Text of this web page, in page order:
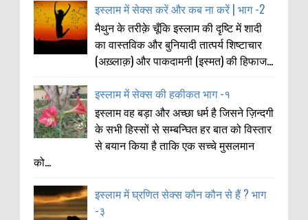
इस्लाम में सेक्स करें और कब ना करें | भाग -2
मैथुन के तरीक़े चूँकि इस्लाम की दृष्टि में शादी
का वास्तविक और बुनियादी तात्पर्य शिष्टाचार
(अख़्लाक़) और पाकदामनी (इस्मत) की हिफाज...
इस्लाम में सेक्स की हकीकत भाग -१
इस्लाम वह बड़ा और अच्छा धर्म है जिसने ज़िन्दगी
के सभी हिस्सों से सम्बन्घित हर बात को विस्तार
से बयान किया है ताकि एक सच्चे मुसलमान
को...
इस्लाम में घ्रणित सेक्स कौन कौन से हैं ? भाग
-३